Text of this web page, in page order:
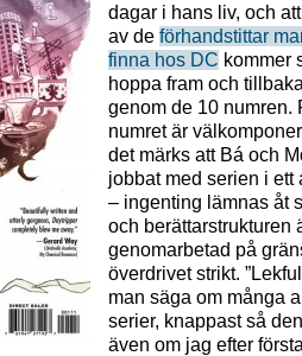
dagar i hans liv, och
av de förhandstittar
finna hos DC kommer
hoppa fram och
genom de 10 numren.
numret är
det märks att Bá och
jobbat med serien i ett
– ingenting lämnas åt
och berättarstrukturen
genomarbetad på
överdrivet strikt.
man säga om många
serier, knappast så
även om jag efter